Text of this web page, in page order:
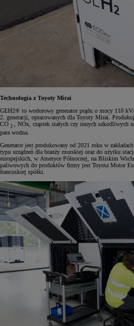
Technologia z Toyoty Mirai
GEH2® to wodorowy generator prądu o mocy 110
2. generacji, opracowanych dla Toyoty Mirai.
CO 2
, NOx, cząstek stałych czy innych
para wodna.
Generator jest produkowany od 2021 roku w
typu urządzeń dla branży morskiej oraz do użytku
europejskich, w Ameryce Północnej, na Bliskim
paliwowych do produktów firmy jest Toyota Motor
francuskiej spółki.